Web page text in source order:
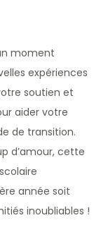
moment
expériences
soutien et
aider votre
de transition.
d’amour, cette
année soit
inoubliables !